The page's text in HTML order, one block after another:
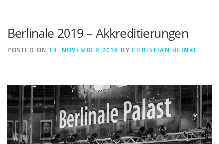
INSTITUT FORSCHUNG DOWNLOADS
Berlinale 2019 – Akkreditierungen
POSTED ON 14. NOVEMBER 2018 BY CHRISTIAN HEINKE